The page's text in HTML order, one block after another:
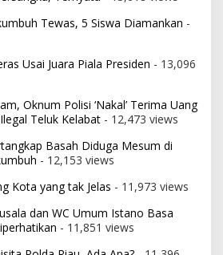
Tewas, 5 Siswa Diamankan -
Usai Juara Piala Presiden - 13,096
Oknum Polisi ‘Nakal’ Terima Uang
Teluk Kelabat - 12,473 views
Basah Diduga Mesum di
- 12,153 views
Kota yang tak Jelas - 11,973 views
dan WC Umum Istano Basa
- 11,851 views